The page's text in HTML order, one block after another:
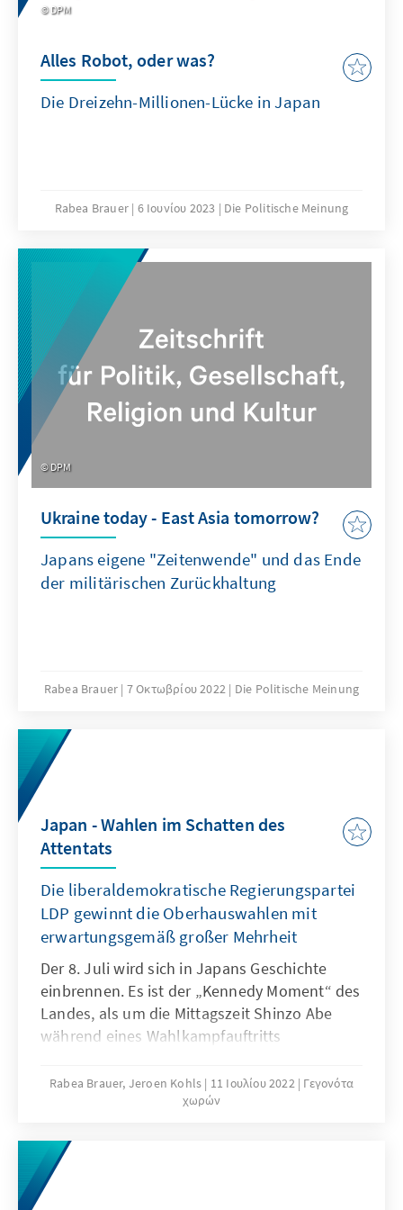
DPM
Alles Robot, oder was?
Die Dreizehn-Millionen-Lücke in Japan
Rabea Brauer 6 Ιουνίου 2023 Die Politische Meinung
DPM
Ukraine today - East Asia tomorrow?
Japans eigene "Zeitenwende" und das Ende
der militärischen Zurückhaltung
Rabea Brauer 7 Οκτωβρίου 2022 Die Politische Meinung
Japan - Wahlen im Schatten des
Attentats
Die liberaldemokratische Regierungspartei
LDP gewinnt die Oberhauswahlen mit
erwartungsgemäß großer Mehrheit
Der 8. Juli wird sich in Japans Geschichte
einbrennen. Es ist der „Kennedy Moment“ des
Landes, als um die Mittagszeit Shinzo Abe
während eines Wahlkampfauftritts
seinen Verletzungen und reißt ein tiefes Loch
in seine Familie, in seine Partei und in die
Anschlag auf den ehemaligen
Ministerpräsidenten Shinzo Abe erzielt die
konservative LDP-Komeito-Koalition eine
Rabea Brauer, Jeroen Kohls 11 Ιουλίου 2022 Γεγονότα
χωρών